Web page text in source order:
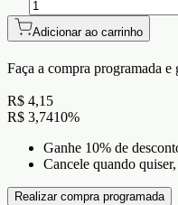
Adicionar ao carrinho
Faça a compra programada e
R$ 4,15
R$ 3,7410%
Ganhe 10% de
Cancele quando
Realizar compra programada